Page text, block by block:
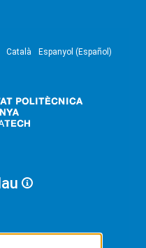
Català Espanyol (Español)